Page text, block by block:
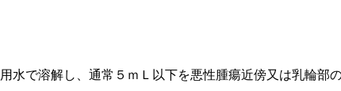
水で溶解し、通常５ｍＬ以下を悪性腫瘍近傍又は乳輪部